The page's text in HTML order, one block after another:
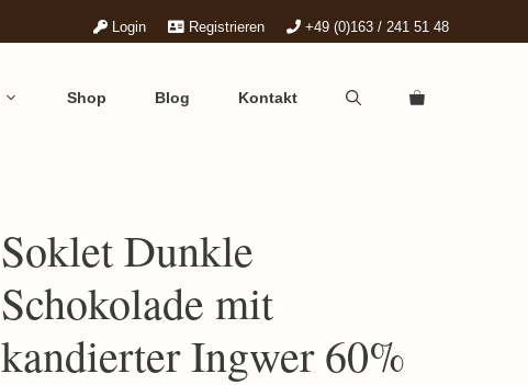
Login Registrieren +49 (0)163 / 241 51 48
Shop Blog Kontakt
Soklet Dunkle
Schokolade mit
kandierter Ingwer 60%